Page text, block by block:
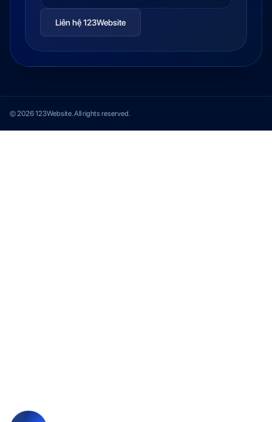
Liên hệ 123Website
© 2026 123Website. All rights reserved.